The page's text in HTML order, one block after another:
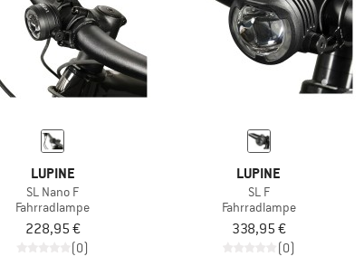
LUPINE
SL Nano F
Fahrradlampe
228,95 €
(0)
LUPINE
SL F
Fahrradlampe
338,95 €
(0)